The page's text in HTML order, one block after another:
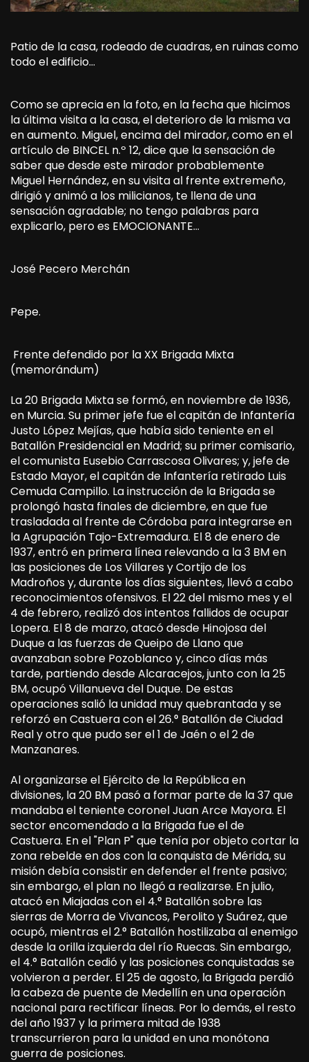
Patio de la casa, rodeado de cuadras, en ruinas como
todo el edificio…
Como se aprecia en la foto, en la fecha que hicimos
la última visita a la casa, el deterioro de la misma va
en aumento. Miguel, encima del mirador, como en el
artículo de BINCEL n.º 12, dice que la sensación de
saber que desde este mirador probablemente
Miguel Hernández, en su visita al frente extremeño,
dirigió y animó a los milicianos, te llena de una
sensación agradable; no tengo palabras para
explicarlo, pero es EMOCIONANTE…
José Pecero Merchán
Pepe.
Frente defendido por la XX Brigada Mixta
(memorándum)
La 20 Brigada Mixta se formó, en noviembre de 1936,
en Murcia. Su primer jefe fue el capitán de Infantería
Justo López Mejías, que había sido teniente en el
Batallón Presidencial en Madrid; su primer comisario,
el comunista Eusebio Carrascosa Olivares; y, jefe de
Estado Mayor, el capitán de Infantería retirado Luis
Cemuda Campillo. La instrucción de la Brigada se
prolongó hasta finales de diciembre, en que fue
trasladada al frente de Córdoba para integrarse en
la Agrupación Tajo-Extremadura. El 8 de enero de
1937, entró en primera línea relevando a la 3 BM en
las posiciones de Los Villares y Cortijo de los
Madroños y, durante los días siguientes, llevó a cabo
reconocimientos ofensivos. El 22 del mismo mes y el
4 de febrero, realizó dos intentos fallidos de ocupar
Lopera. El 8 de marzo, atacó desde Hinojosa del
Duque a las fuerzas de Queipo de Llano que
avanzaban sobre Pozoblanco y, cinco días más
tarde, partiendo desde Alcaracejos, junto con la 25
BM, ocupó Villanueva del Duque. De estas
operaciones salió la unidad muy quebrantada y se
reforzó en Castuera con el 26.° Batallón de Ciudad
Real y otro que pudo ser el 1 de Jaén o el 2 de
Manzanares.
Al organizarse el Ejército de la República en
divisiones, la 20 BM pasó a formar parte de la 37 que
mandaba el teniente coronel Juan Arce Mayora. El
sector encomendado a la Brigada fue el de
Castuera. En el "Plan P" que tenía por objeto cortar la
zona rebelde en dos con la conquista de Mérida, su
misión debía consistir en defender el frente pasivo;
sin embargo, el plan no llegó a realizarse. En julio,
atacó en Miajadas con el 4.° Batallón sobre las
sierras de Morra de Vivancos, Perolito y Suárez, que
ocupó, mientras el 2.° Batallón hostilizaba al enemigo
desde la orilla izquierda del río Ruecas. Sin embargo,
el 4.° Batallón cedió y las posiciones conquistadas se
volvieron a perder. El 25 de agosto, la Brigada perdió
la cabeza de puente de Medellín en una operación
nacional para rectificar líneas. Por lo demás, el resto
del año 1937 y la primera mitad de 1938
transcurrieron para la unidad en una monótona
guerra de posiciones.